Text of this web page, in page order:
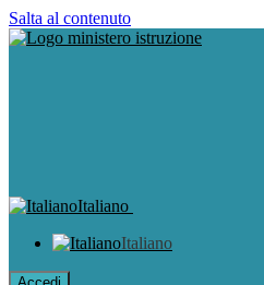
Salta al contenuto
Italiano
Italiano